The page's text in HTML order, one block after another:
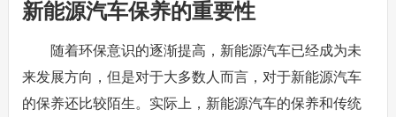
新能源汽车保养的重要性
随着环保意识的逐渐提高，新能源汽车已经成为未
来发展方向，但是对于大多数人而言，对于新能源汽车
的保养还比较陌生。实际上，新能源汽车的保养和传统